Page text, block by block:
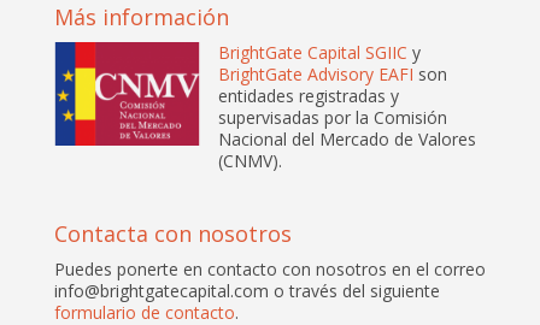
Más información
BrightGate Capital SGIIC y
BrightGate Advisory EAFI son
entidades registradas y
supervisadas por la Comisión
Nacional del Mercado de Valores
(CNMV).
Contacta con nosotros
Puedes ponerte en contacto con nosotros en el correo
info@brightgatecapital.com o través del siguiente
formulario de contacto.